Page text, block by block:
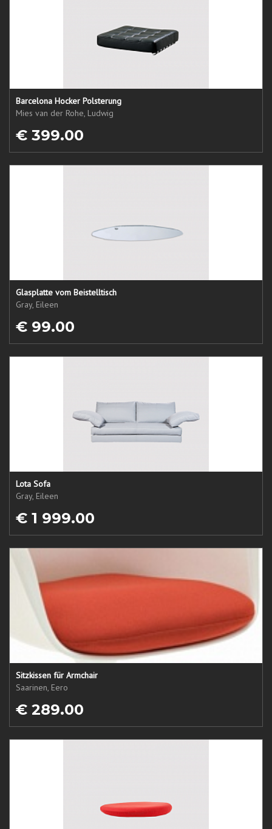
Barcelona Hocker Polsterung
Mies van der Rohe, Ludwig
€ 399.00
Glasplatte vom Beistelltisch
Gray, Eileen
€ 99.00
Lota Sofa
Gray, Eileen
€ 1 999.00
Sitzkissen für Armchair
Saarinen, Eero
€ 289.00